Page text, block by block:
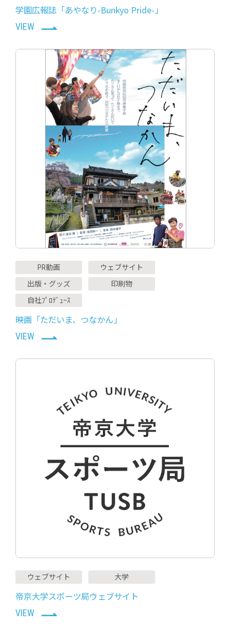
学園広報誌「あやなり-Bunkyo Pride-」
VIEW
PR動画
ウェブサイト
出版・グッズ
印刷物
自社ﾌﾟﾛﾃﾞｭｰｽ
映画「ただいま、つなかん」
VIEW
ウェブサイト 大学
帝京大学スポーツ局ウェブサイト
VIEW